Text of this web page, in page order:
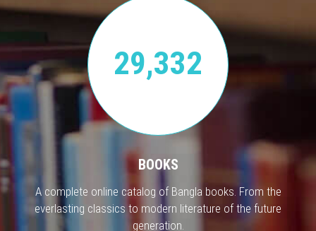
29,332
BOOKS
A complete online catalog of Bangla books. From the
everlasting classics to modern literature of the future
generation.